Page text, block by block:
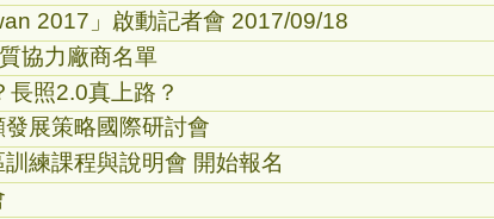
2017」啟動記者會 2017/09/18
協力廠商名單
長照2.0真上路？
展策略國際研討會
練課程與說明會 開始報名